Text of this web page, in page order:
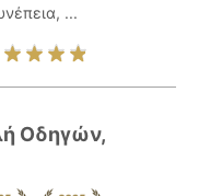
...
Οδηγών,